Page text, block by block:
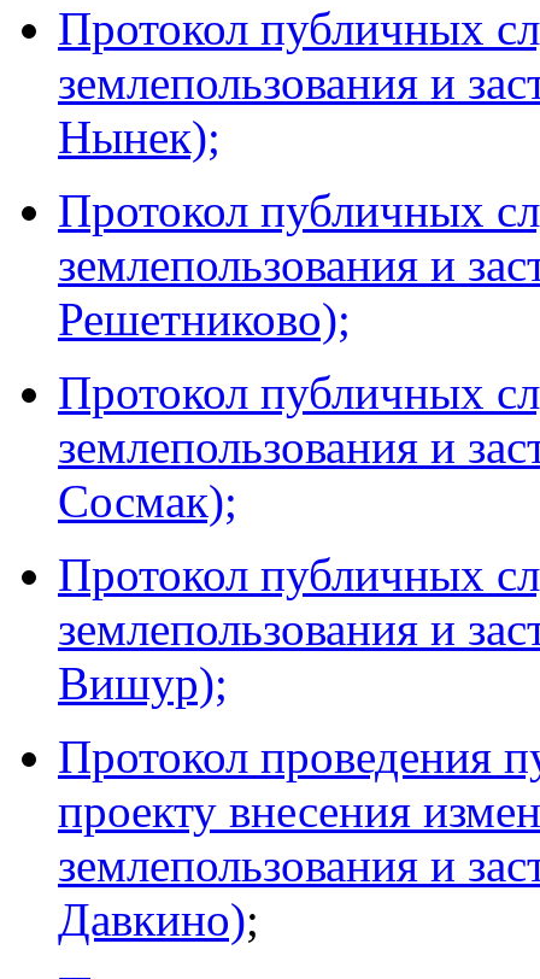
Протокол публичных
землепользования и
Нынек);
Протокол публичных
землепользования и
Решетниково);
Протокол публичных
землепользования и
Сосмак);
Протокол публичных
землепользования и
Вишур);
Протокол проведения
проекту внесения
землепользования и
Давкино);